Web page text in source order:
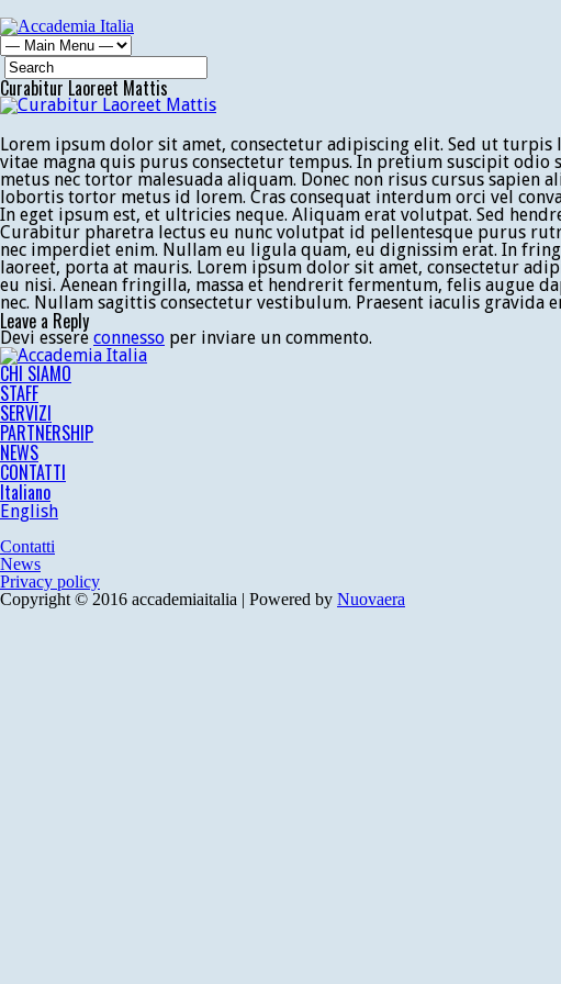
Curabitur Laoreet Mattis
Lorem ipsum dolor sit amet, consectetur adipiscing elit. Sed ut
vitae magna quis purus consectetur tempus. In pretium suscipit
metus nec tortor malesuada aliquam. Donec non risus cursus
lobortis tortor metus id lorem. Cras consequat interdum orci vel
In eget ipsum est, et ultricies neque. Aliquam erat volutpat. Sed
Curabitur pharetra lectus eu nunc volutpat id pellentesque purus
nec imperdiet enim. Nullam eu ligula quam, eu dignissim erat. In
laoreet, porta at mauris. Lorem ipsum dolor sit amet, consectetur
eu nisi. Aenean fringilla, massa et hendrerit fermentum, felis augue
nec. Nullam sagittis consectetur vestibulum. Praesent iaculis gravida
Leave a Reply
Devi essere connesso per inviare un commento.
CHI SIAMO
STAFF
SERVIZI
PARTNERSHIP
NEWS
CONTATTI
Italiano
English
Contatti
News
Privacy policy
Copyright © 2016 accademiaitalia | Powered by Nuovaera